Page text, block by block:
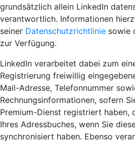
grundsätzlich allein LinkedIn
verantwortlich. Informationen
seiner Datenschutzrichtlinie sowie
zur Verfügung.
LinkedIn verarbeitet dabei zum
Registrierung freiwillig
Mail-Adresse, Telefonnummer
Rechnungsinformationen, sofern
Premium-Dienst registriert haben,
Ihres Adressbuches, wenn Sie
synchronisiert haben. Ebenso